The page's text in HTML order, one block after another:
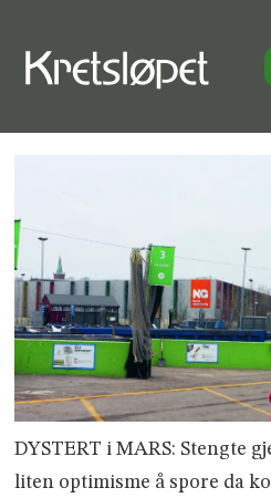
DYSTERT i MARS: Stengte
liten optimisme å spore da